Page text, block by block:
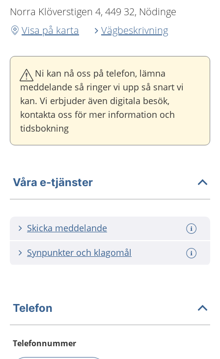
Norra Klöverstigen 4, 449 32, Nödinge
Visa på karta
Vägbeskrivning
Ni kan nå oss på telefon, lämna
meddelande så ringer vi upp så snart vi
kan. Vi erbjuder även digitala besök,
kontakta oss för mer information och
tidsbokning
Våra e-tjänster
Skicka meddelande
Synpunkter och klagomål
Telefon
Telefonnummer